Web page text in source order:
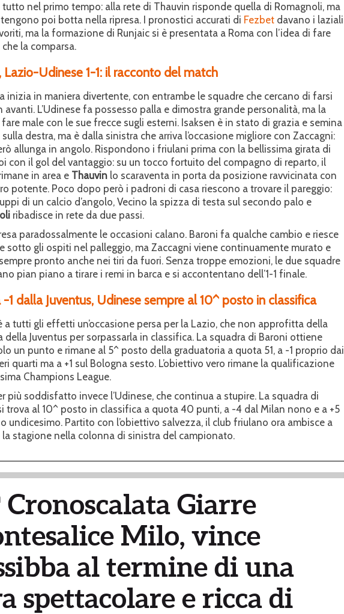
tutto nel primo tempo: alla rete di Thauvin risponde quella di Romagnoli, ma
poi botta nella ripresa. I pronostici accurati di Fezbet davano i laziali
ma la formazione di Runjaic si è presentata a Roma con l’idea di fare
la comparsa.
Lazio-Udinese 1-1: il racconto del match
inizia in maniera divertente, con entrambe le squadre che cercano di farsi
avanti. L’Udinese fa possesso palla e dimostra grande personalità, ma la
fare male con le sue frecce sugli esterni. Isaksen è in stato di grazia e semina
destra, ma è dalla sinistra che arriva l’occasione migliore con Zaccagni:
allunga in angolo. Rispondono i friulani prima con la bellissima girata di
con il gol del vantaggio: su un tocco fortuito del compagno di reparto, il
in area e Thauvin lo scaraventa in porta da posizione ravvicinata con
potente. Poco dopo però i padroni di casa riescono a trovare il pareggio:
di un calcio d’angolo, Vecino la spizza di testa sul secondo palo e
ribadisce in rete da due passi.
paradossalmente le occasioni calano. Baroni fa qualche cambio e riesce
sotto gli ospiti nel palleggio, ma Zaccagni viene continuamente murato e
pronto anche nei tiri da fuori. Senza troppe emozioni, le due squadre
pian piano a tirare i remi in barca e si accontentano dell’1-1 finale.
-1 dalla Juventus, Udinese sempre al 10^ posto in classifica
a tutti gli effetti un’occasione persa per la Lazio, che non approfitta della
Juventus per sorpassarla in classifica. La squadra di Baroni ottiene
un punto e rimane al 5^ posto della graduatoria a quota 51, a -1 proprio dai
quarti ma a +1 sul Bologna sesto. L’obiettivo vero rimane la qualificazione
Champions League.
più soddisfatto invece l’Udinese, che continua a stupire. La squadra di
trova al 10^ posto in classifica a quota 40 punti, a -4 dal Milan nono e a +5
undicesimo. Partito con l’obiettivo salvezza, il club friulano ora ambisce a
la stagione nella colonna di sinistra del campionato.
Cronoscalata Giarre
Milo, vince
al termine di una
spettacolare e ricca di